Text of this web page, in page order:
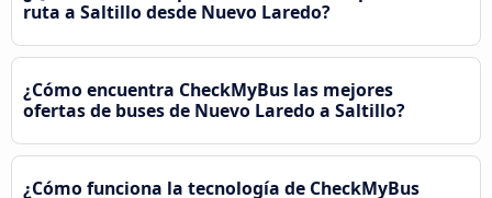
ruta a Saltillo desde Nuevo Laredo?
¿Cómo encuentra CheckMyBus las mejores
ofertas de buses de Nuevo Laredo a Saltillo?
¿Cómo funciona la tecnología de CheckMyBus